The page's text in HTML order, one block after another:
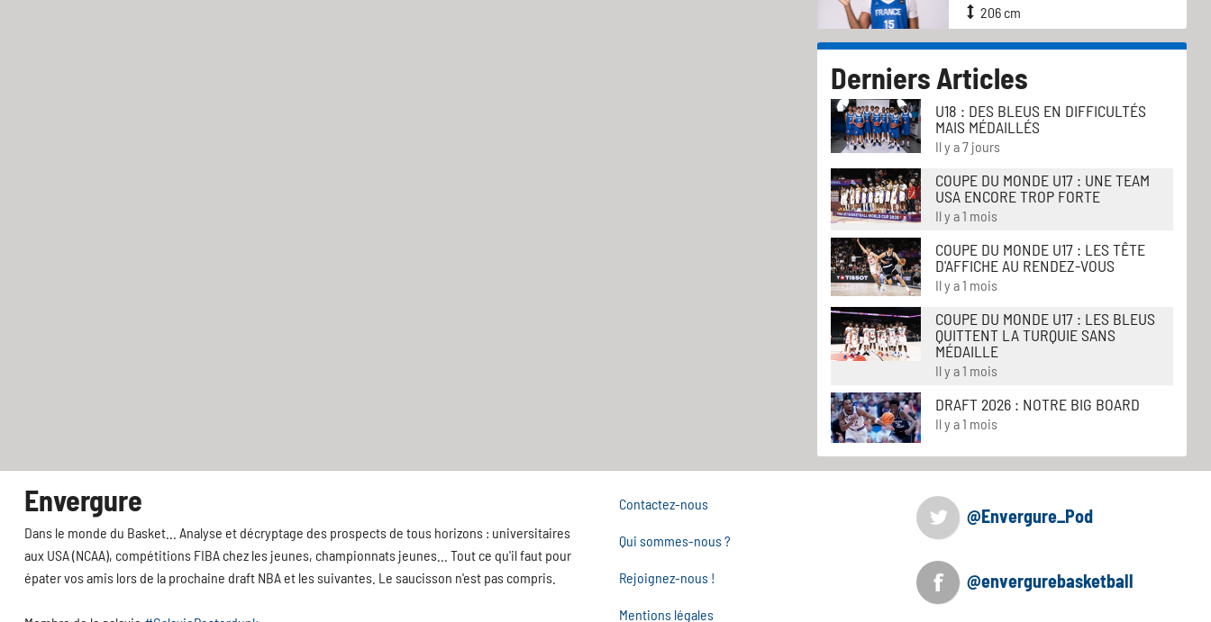
206 cm
Derniers Articles
U18 : DES BLEUS EN DIFFICULTÉS
MAIS MÉDAILLÉS
Il y a 7 jours
COUPE DU MONDE U17 : UNE TEAM
USA ENCORE TROP FORTE
Il y a 1 mois
COUPE DU MONDE U17 : LES TÊTE
D'AFFICHE AU RENDEZ-VOUS
Il y a 1 mois
COUPE DU MONDE U17 : LES BLEUS
QUITTENT LA TURQUIE SANS
MÉDAILLE
Il y a 1 mois
DRAFT 2026 : NOTRE BIG BOARD
Il y a 1 mois
Envergure
Dans le monde du Basket... Analyse et décryptage des prospects de tous horizons : universitaires
aux USA (NCAA), compétitions FIBA chez les jeunes, championnats jeunes... Tout ce qu'il faut pour
épater vos amis lors de la prochaine draft NBA et les suivantes. Le saucisson n'est pas compris.
Contactez-nous
Qui sommes-nous ?
Rejoignez-nous !
Mentions légales
@Envergure_Pod
@envergurebasketball